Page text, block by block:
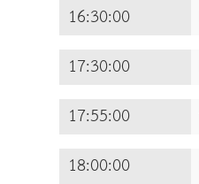
16:30:00
17:30:00
17:55:00
18:00:00